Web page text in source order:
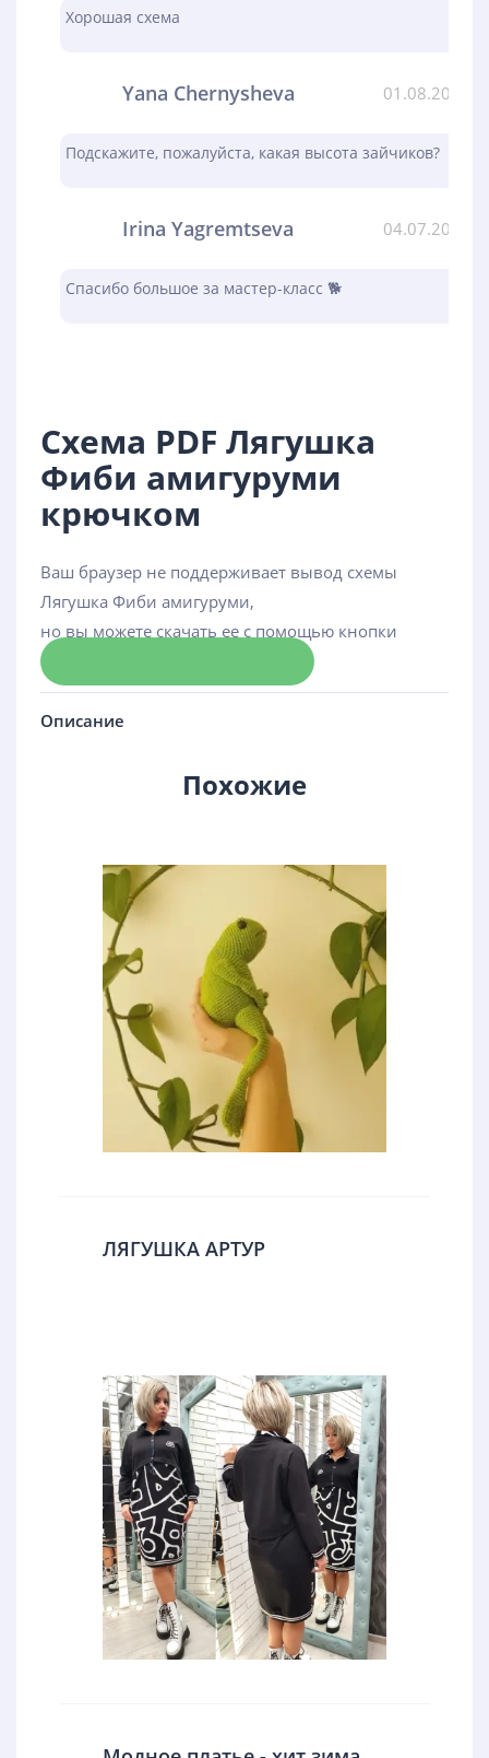
Хорошая схема
Yana Chernysheva 01.08.2023
Подскажите, пожалуйста, какая высота зайчиков?
Irina Yagremtseva 04.07.2023
Спасибо большое за мастер-класс 🐕
Схема PDF Лягушка
Фиби амигуруми
крючком
Ваш браузер не поддерживает вывод схемы
Лягушка Фиби амигуруми,
но вы можете скачать ее с помощью кнопки
Описание
Похожие
ЛЯГУШКА АРТУР